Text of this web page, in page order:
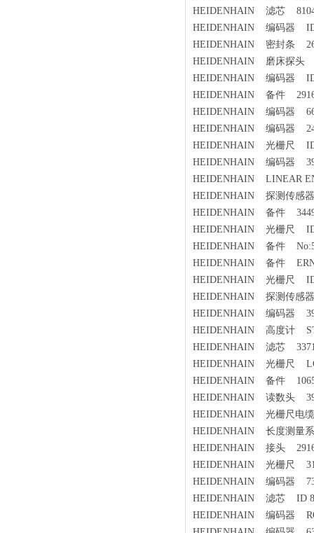
HEIDENHAIN 滤芯
HEIDENHAIN 编码器
HEIDENHAIN 密封条
HEIDENHAIN 磨床探头
HEIDENHAIN 编码器
HEIDENHAIN 备件
HEIDENHAIN 编码器
HEIDENHAIN 编码器
HEIDENHAIN 光栅尺
HEIDENHAIN 编码器
HEIDENHAIN LINEAR
HEIDENHAIN 探测传感
HEIDENHAIN 备件
HEIDENHAIN 光栅尺
HEIDENHAIN 备件
HEIDENHAIN 备件
HEIDENHAIN 光栅尺
HEIDENHAIN 探测传感
HEIDENHAIN 编码器
HEIDENHAIN 高度计
HEIDENHAIN 滤芯
HEIDENHAIN 光栅尺 LC
HEIDENHAIN 备件
HEIDENHAIN 读数头
HEIDENHAIN 光栅尺电
HEIDENHAIN 长度测量
HEIDENHAIN 接头
HEIDENHAIN 光栅尺
HEIDENHAIN 编码器
HEIDENHAIN 滤芯 ID
HEIDENHAIN 编码器